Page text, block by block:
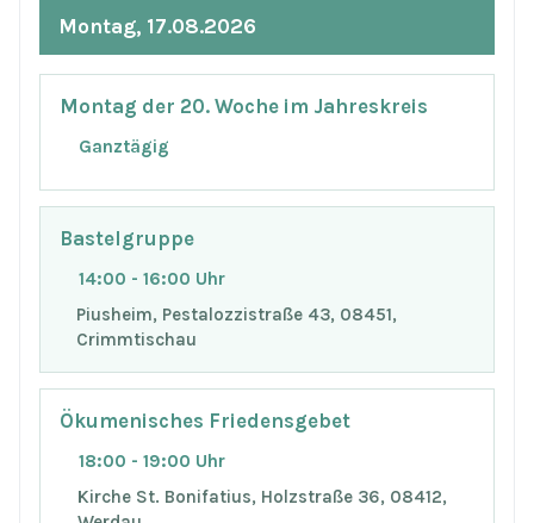
Montag, 17.08.2026
Montag der 20. Woche im Jahreskreis
Ganztägig
Bastelgruppe
14:00 - 16:00 Uhr
Piusheim, Pestalozzistraße 43, 08451,
Crimmtischau
Ökumenisches Friedensgebet
18:00 - 19:00 Uhr
Kirche St. Bonifatius, Holzstraße 36, 08412,